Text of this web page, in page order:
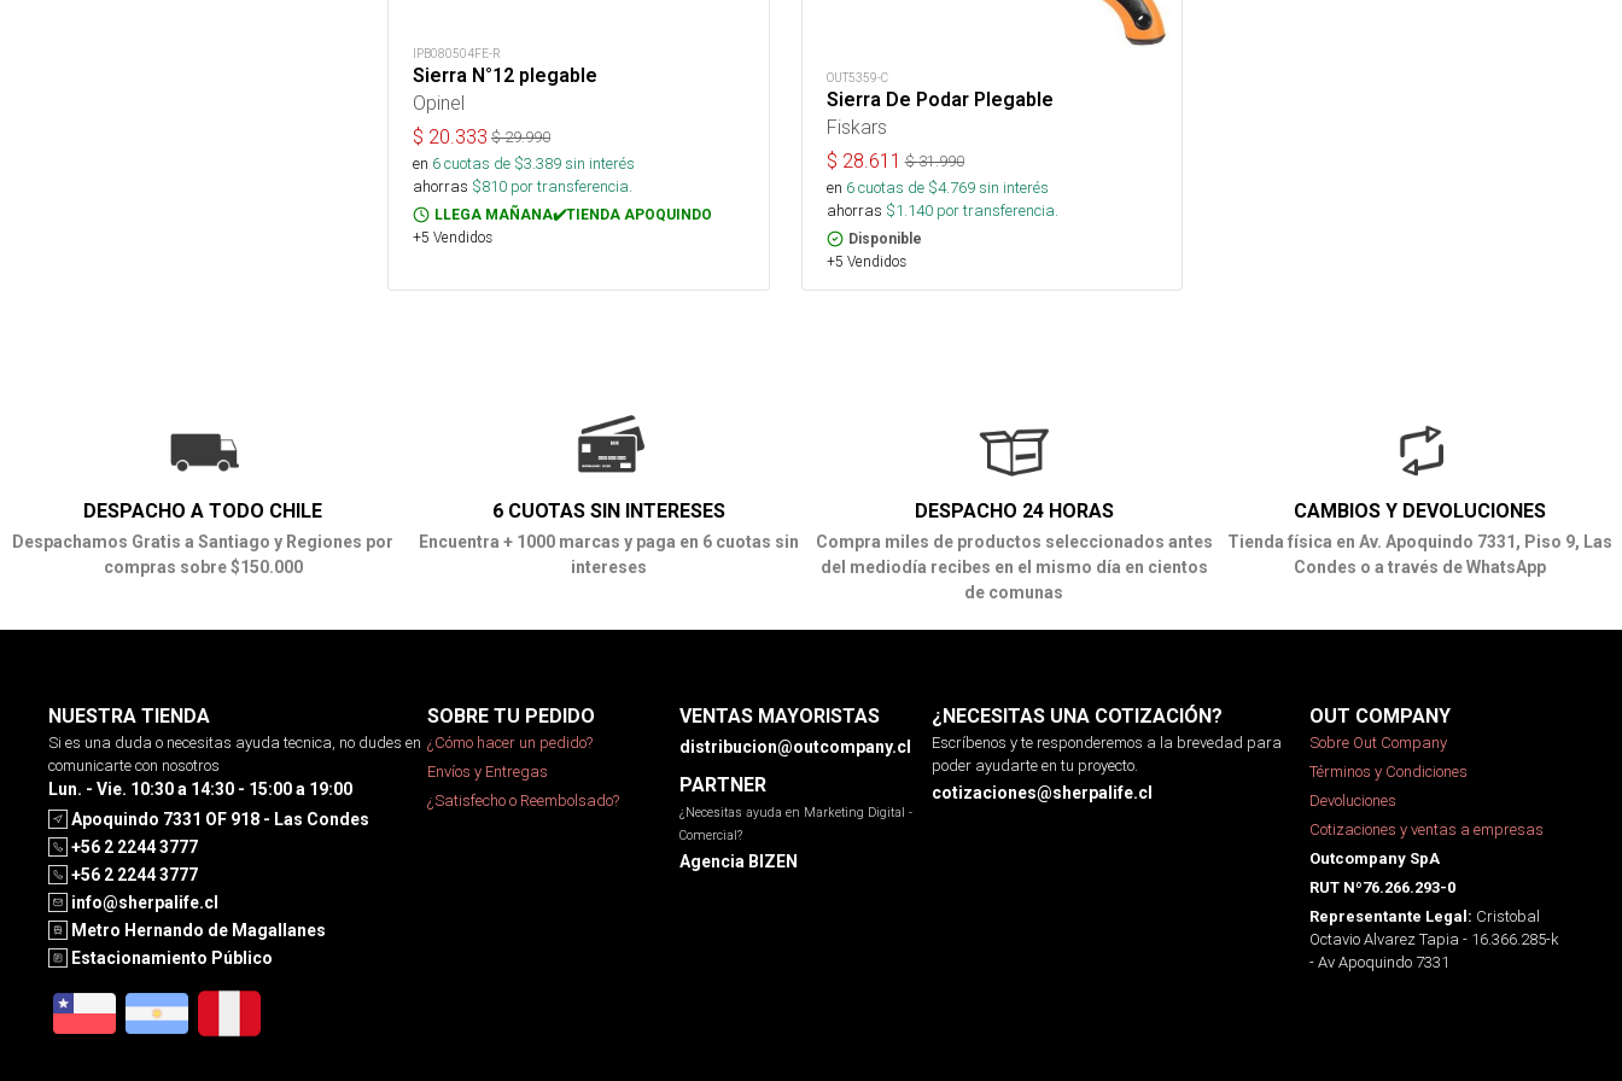
IPB080504FE-R
Sierra N°12 plegable
Opinel
$ 20.333 $29.990
en 6cuotas de $3.389sin interés
ahorras $810 por transferencia.
LLEGA MAÑANA✔️TIENDA APOQUINDO
+5 Vendidos
OUT5359-C
Sierra De Podar Plegable
Fiskars
$ 28.611 $31.990
en 6cuotas de $4.769sin interés
ahorras $1.140por transferencia.
Disponible
+5 Vendidos
DESPACHO A TODO CHILE
Despachamos Gratis a Santiago y Regiones por
compras sobre $150.000
6 CUOTAS SIN INTERESES
Encuentra + 1000 marcas y paga en 6 cuotas sin
intereses
DESPACHO 24 HORAS
Compra miles de productos seleccionados antes
del mediodía recibes en el mismo día en cientos
de comunas
CAMBIOS Y DEVOLUCIONES
Tienda física en Av. Apoquindo 7331, Piso 9, Las
Condes o a través de WhatsApp
NUESTRA TIENDA
Si es una duda o necesitas ayuda tecnica, no dudes en
comunicarte con nosotros
Lun. - Vie. 10:30 a 14:30 - 15:00 a 19:00
Apoquindo 7331 OF 918 - Las Condes
+56 2 2244 3777
+56 2 2244 3777
info@sherpalife.cl
Metro Hernando de Magallanes
Estacionamiento Público
SOBRE TU PEDIDO
¿Cómo hacer un pedido?
Envíos y Entregas
¿Satisfecho o Reembolsado?
VENTAS MAYORISTAS
distribucion@outcompany.cl
PARTNER
¿Necesitas ayuda en Marketing Digital -
Comercial?
Agencia BIZEN
¿NECESITAS UNA COTIZACIÓN?
Escríbenos y te responderemos a la brevedad para
poder ayudarte en tu proyecto.
cotizaciones@sherpalife.cl
OUT COMPANY
Sobre Out Company
Términos y Condiciones
Devoluciones
Cotizaciones y ventas a empresas
Outcompany SpA
RUT Nº76.266.293-0
Representante Legal: Cristobal
Octavio Alvarez Tapia - 16.366.285-k
- Av Apoquindo 7331